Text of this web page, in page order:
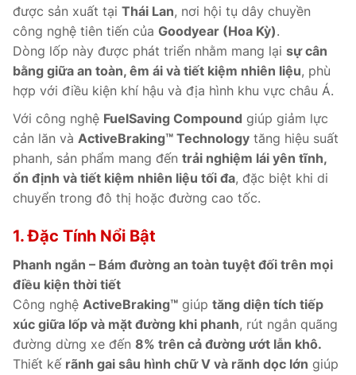
được sản xuất tại Thái Lan, nơi hội tụ dây chuyền
công nghệ tiên tiến của Goodyear (Hoa Kỳ).
Dòng lốp này được phát triển nhằm mang lại sự cân
bằng giữa an toàn, êm ái và tiết kiệm nhiên liệu, phù
hợp với điều kiện khí hậu và địa hình khu vực châu Á.
Với công nghệ FuelSaving Compound giúp giảm lực
cản lăn và ActiveBraking™ Technology tăng hiệu suất
phanh, sản phẩm mang đến trải nghiệm lái yên tĩnh,
ổn định và tiết kiệm nhiên liệu tối đa, đặc biệt khi di
chuyển trong đô thị hoặc đường cao tốc.
1. Đặc Tính Nổi Bật
Phanh ngắn – Bám đường an toàn tuyệt đối trên mọi
điều kiện thời tiết
Công nghệ ActiveBraking™ giúp tăng diện tích tiếp
xúc giữa lốp và mặt đường khi phanh, rút ngắn quãng
đường dừng xe đến 8% trên cả đường ướt lẫn khô.
Thiết kế rãnh gai sâu hình chữ V và rãnh dọc lớn giúp